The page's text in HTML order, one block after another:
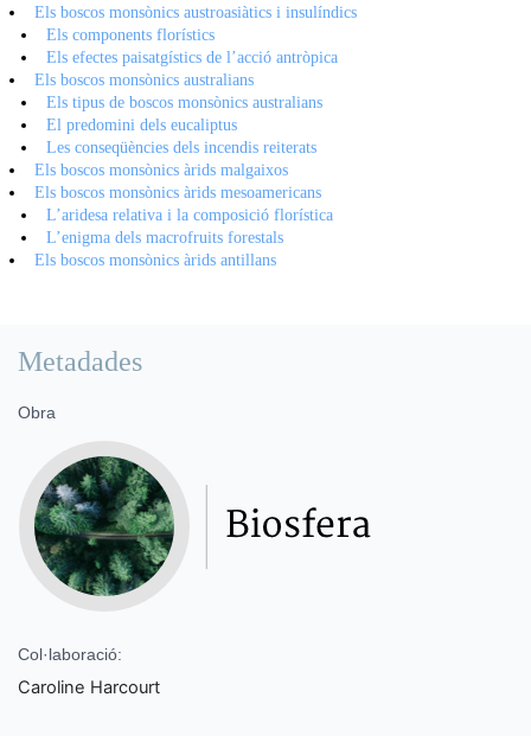
Els boscos monsònics austroasiàtics i insulíndics
Els components florístics
Els efectes paisatgístics de l’acció antròpica
Els boscos monsònics australians
Els tipus de boscos monsònics australians
El predomini dels eucaliptus
Les conseqüències dels incendis reiterats
Els boscos monsònics àrids malgaixos
Els boscos monsònics àrids mesoamericans
L’aridesa relativa i la composició florística
L’enigma dels macrofruits forestals
Els boscos monsònics àrids antillans
Metadades
Obra
Col·laboració:
Caroline Harcourt